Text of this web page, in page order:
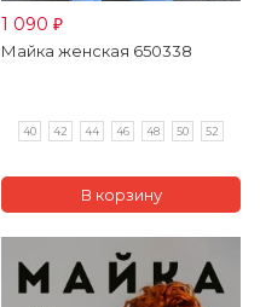
1 090 ₽
Майка женская 650338
40 42 44 46 48 50 52